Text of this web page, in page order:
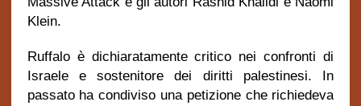
Klein.
Ruffalo è dichiaratamente critico nei confronti di
Israele e sostenitore dei diritti palestinesi. In
passato ha condiviso una petizione che richiedeva